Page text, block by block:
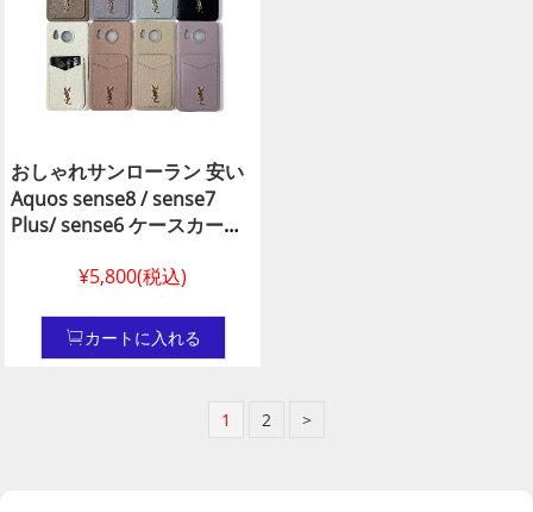
おしゃれサンローラン 安い
Aquos sense8 / sense7
Plus/ sense6 ケースカード
ホ ケース アクオス センス8/
センス6サンローラン Aquos
皮製ブランドスマホ ケース,
級品皮製 ysl風 Aquosケース
¥5,800(税込)
カートに入れる
1 2 >